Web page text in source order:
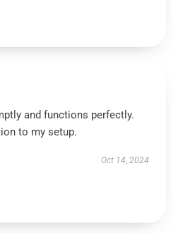
and functions perfectly.
to my setup.
Oct 14, 2024